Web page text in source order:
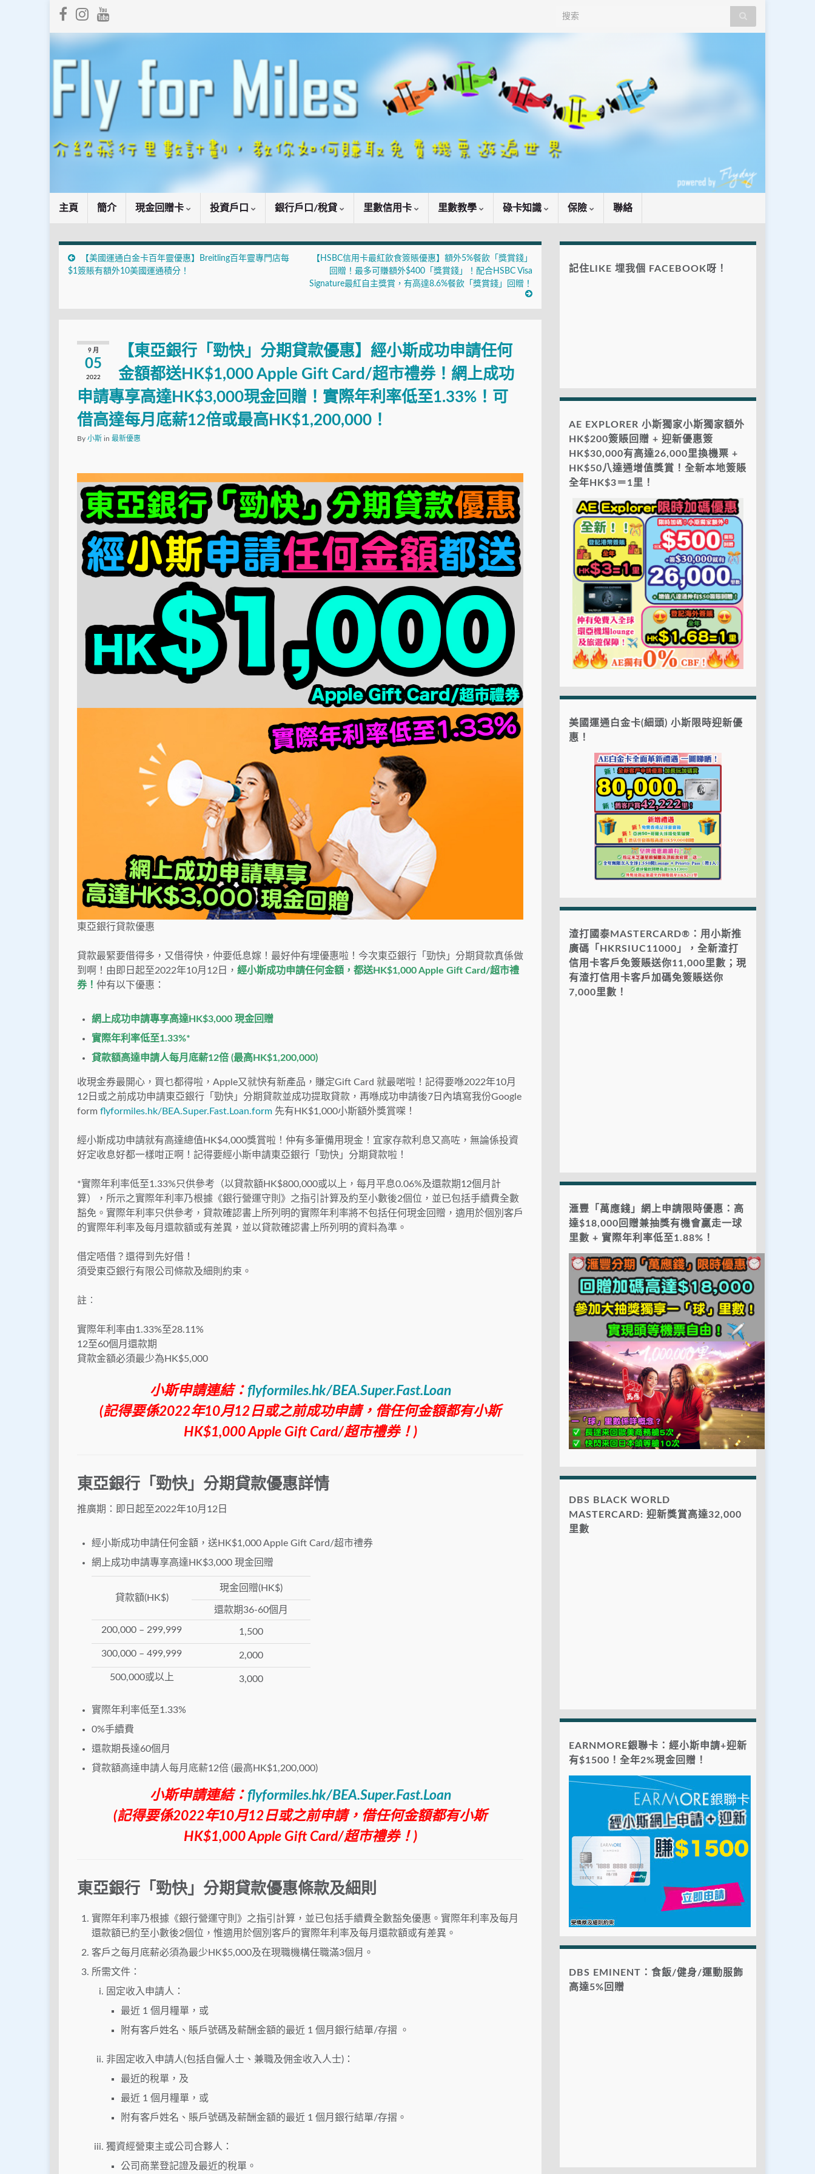
Search for:
主頁 簡介 現金回贈卡 投資戶口 銀行戶口/稅貸 里數信用卡 里數教學 碌卡知識 保險 聯絡
【美國運通白金卡百年靈優惠】Breitling百年靈專門店每
$1簽賬有額外10美國運通積分！
【HSBC信用卡最紅飲食簽賬優惠】額外5%餐飲「獎賞錢」
回贈！最多可賺額外$400「獎賞錢」！配合HSBC Visa
Signature最紅自主獎賞，有高達8.6%餐飲「獎賞錢」回贈！
9 月
05
2022
【東亞銀行「勁快」分期貸款優惠】經小斯成功申請任何
金額都送HK$1,000 Apple Gift Card/超市禮券！網上成功
申請專享高達HK$3,000現金回贈！實際年利率低至1.33%！可
借高達每月底薪12倍或最高HK$1,200,000！
By 小斯 in 最新優惠
東亞銀行貸款優惠
貸款最緊要借得多，又借得快，仲要低息嫁！最好仲有埋優惠啦！今次東亞銀行「勁快」分期貸款真係做
到啊！由即日起至2022年10月12日， 經小斯成功申請任何金額，都送HK$1,000 Apple Gift Card/超市禮
券！ 仲有以下優惠：
網上成功申請專享高達HK$3,000 現金回贈
實際年利率低至1.33%*
貸款額高達申請人每月底薪12倍 (最高HK$1,200,000)
收現金券最開心，買乜都得啦，Apple又就快有新產品，賺定Gift Card 就最啱啦！記得要喺2022年10月
12日或之前成功申請東亞銀行「勁快」分期貸款並成功提取貸款，再喺成功申請後7日內填寫我份Google
form flyformiles.hk/BEA.Super.Fast.Loan.form 先有HK$1,000小斯額外獎賞㗎！
經小斯成功申請就有高達總值HK$4,000獎賞啦！仲有多筆備用現金！宜家存款利息又高咗，無論係投資
好定收息好都一樣咁正啊！記得要經小斯申請東亞銀行「勁快」分期貸款啦！
*實際年利率低至1.33%只供參考（以貸款額HK$800,000或以上，每月平息0.06%及還款期12個月計
算），所示之實際年利率乃根據《銀行營運守則》之指引計算及約至小數後2個位，並已包括手續費全數
豁免。實際年利率只供參考，貸款確認書上所列明的實際年利率將不包括任何現金回贈，適用於個別客戶
的實際年利率及每月還款額或有差異，並以貸款確認書上所列明的資料為準。
借定唔借？還得到先好借！
須受東亞銀行有限公司條款及細則約束。
註︰
實際年利率由1.33%至28.11%
12至60個月還款期
貸款金額必須最少為HK$5,000
小斯申請連結： flyformiles.hk/BEA.Super.Fast.Loan
(記得要係2022年10月12日或之前成功申請，借任何金額都有小斯
HK$1,000 Apple Gift Card/超市禮券！)
東亞銀行「勁快」分期貸款優惠詳情
推廣期：即日起至2022年10月12日
經小斯成功申請任何金額，送HK$1,000 Apple Gift Card/超市禮券
網上成功申請專享高達HK$3,000 現金回贈
貸款額(HK$)
現金回贈(HK$)
還款期36-60個月
200,000 – 299,999 1,500
300,000 – 499,999 2,000
500,000或以上 3,000
實際年利率低至1.33%
0%手續費
還款期長達60個月
貸款額高達申請人每月底薪12倍 (最高HK$1,200,000)
小斯申請連結： flyformiles.hk/BEA.Super.Fast.Loan
(記得要係2022年10月12日或之前申請，借任何金額都有小斯
HK$1,000 Apple Gift Card/超市禮券！)
東亞銀行「勁快」分期貸款優惠條款及細則
實際年利率乃根據《銀行營運守則》之指引計算，並已包括手續費全數豁免優惠。實際年利率及每月
還款額已約至小數後2個位，惟適用於個別客戶的實際年利率及每月還款額或有差異。
客戶之每月底薪必須為最少HK$5,000及在現職機構任職滿3個月。
所需文件：
固定收入申請人：
最近 1 個月糧單，或
附有客戶姓名、賬戶號碼及薪酬金額的最近 1 個月銀行結單/存摺 。
非固定收入申請人(包括自僱人士、兼職及佣金收入人士)：
最近的稅單，及
最近 1 個月糧單，或
附有客戶姓名、賬戶號碼及薪酬金額的最近 1 個月銀行結單/存摺。
獨資經營東主或公司合夥人：
公司商業登記證及最近的稅單。
記住LIKE 埋我個 FACEBOOK呀！
AE EXPLORER 小斯獨家小斯獨家額外
HK$200簽賬回贈 + 迎新優惠簽
HK$30,000有高達26,000里換機票 +
HK$50八達通增值獎賞！全新本地簽賬
全年HK$3＝1里！
美國運通白金卡(細頭) 小斯限時迎新優
惠！
渣打國泰MASTERCARD®：用小斯推
廣碼「HKRSIUC11000」，全新渣打
信用卡客戶免簽賬送你11,000里數；現
有渣打信用卡客戶加碼免簽賬送你
7,000里數！
滙豐「萬應錢」網上申請限時優惠：高
達$18,000回贈兼抽獎有機會贏走一球
里數 + 實際年利率低至1.88%！
DBS BLACK WORLD
MASTERCARD: 迎新獎賞高達32,000
里數
EARNMORE銀聯卡：經小斯申請+迎新
有$1500！全年2%現金回贈！
DBS EMINENT：食飯/健身/運動服飾
高達5%回贈